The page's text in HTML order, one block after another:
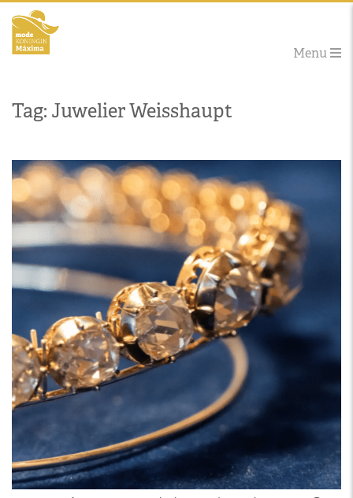
Menu
Tag: Juwelier Weisshaupt